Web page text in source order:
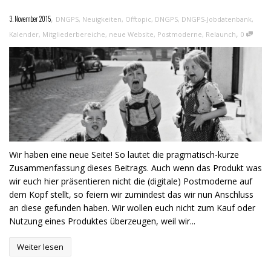
3. November 2015, DNGPS, Neuigkeiten, Offtopic, DNGPS, DNGPS-Jobdatenbank,
Kalender, Mitgliederbereiche, neue Website, Postmoderne, Relaunch, 0
Wir haben eine neue Seite! So lautet die pragmatisch-kurze
Zusammenfassung dieses Beitrags. Auch wenn das Produkt was
wir euch hier präsentieren nicht die (digitale) Postmoderne auf
dem Kopf stellt, so feiern wir zumindest das wir nun Anschluss
an diese gefunden haben. Wir wollen euch nicht zum Kauf oder
Nutzung eines Produktes überzeugen, weil wir...
Weiter lesen